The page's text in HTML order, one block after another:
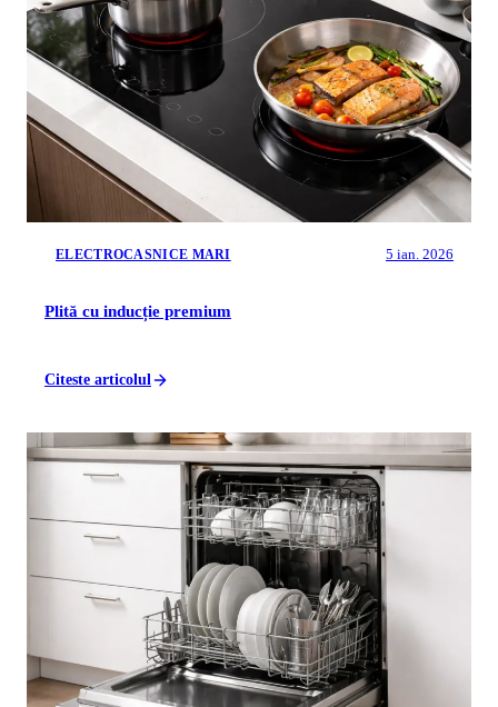
ELECTROCASNICE MARI 5 ian. 2026
Plită cu inducție premium
Citeste articolul